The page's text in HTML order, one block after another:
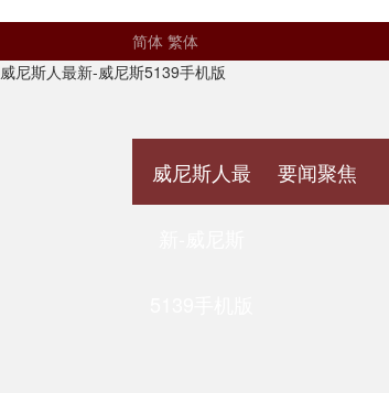
简体 繁体
威尼斯人最新-威尼斯5139手机版
威尼斯人最 要闻聚焦